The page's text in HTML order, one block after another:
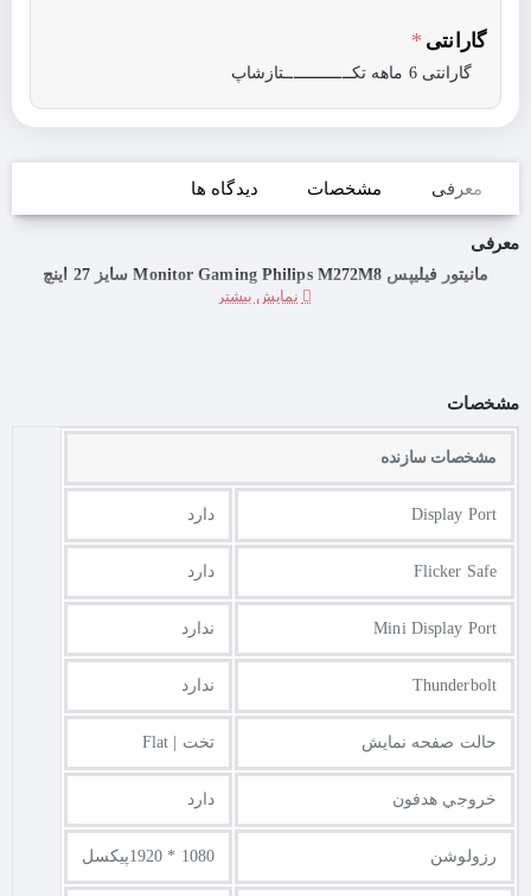
گارانتی
گارانتی 6 ماهه تکــــــــــــــتازشاپ
معرفی مشخصات دیدگاه ها
معرفی
مانیتور فیلیپس Monitor Gaming Philips M272M8 سایز 27 اینچ
مشخصات
مشخصات سازنده
Display Port دارد
Flicker Safe دارد
Mini Display Port ندارد
Thunderbolt ندارد
حالت صفحه نمایش تخت | Flat
خروجي هدفون دارد
رزولوشن 1080 * 1920پیکسل